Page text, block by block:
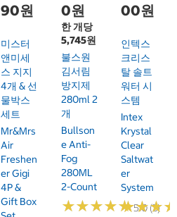
90원
미스터
앤미세
스 지지
4개 & 선
물박스
세트
Mr&Mrs
Air
Freshen
Er Gigi
4P &
Gift Box
0원
한 개당
5,745원
불스원
김서림
방지제
280ml 2
개
Bullson
E Anti-
Fog
280ML
2-Count
★★★★★
★★★★★5.0 (3)
00원
인텍스
크리스
탈 솔트
워터 시
스템
Intex
Krystal
Clear
Saltwat
Er
System
★★★
★★★